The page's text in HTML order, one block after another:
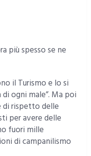
più spesso se ne
il Turismo e lo si
ogni male”. Ma poi
di rispetto delle
per avere delle
fuori mille
di campanilismo